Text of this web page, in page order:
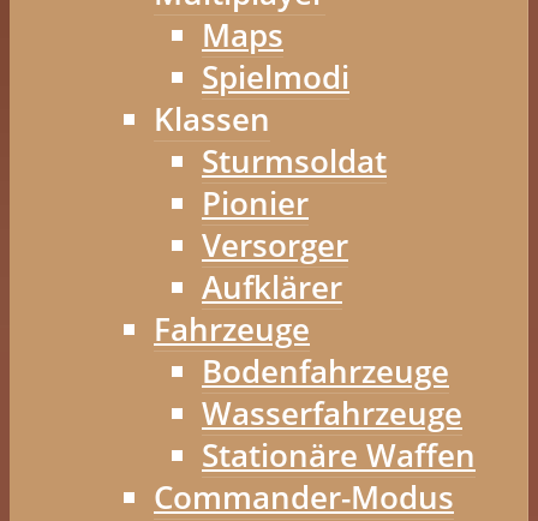
Maps
Spielmodi
Klassen
Sturmsoldat
Pionier
Versorger
Aufklärer
Fahrzeuge
Bodenfahrzeuge
Wasserfahrzeuge
Stationäre Waffen
Commander-Modus